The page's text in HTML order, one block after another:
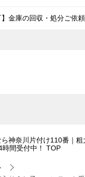
】金庫の回収・処分ご依
ら神奈川片付け110番｜粗
間受付中！
TOP